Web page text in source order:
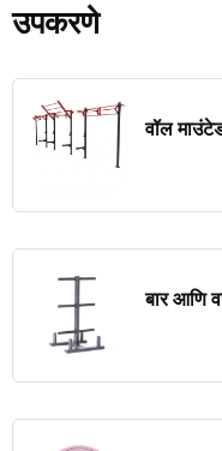
उपकरणे
वॉल
बार आणि